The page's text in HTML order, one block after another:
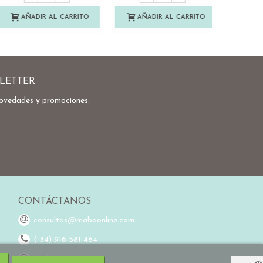
AÑADIR AL CARRITO AÑADIR AL CARRITO
y promociones.
CONTÁCTANOS
consultas@mabaonline.com
( 34) 916 581 464
(34) 648 976 755